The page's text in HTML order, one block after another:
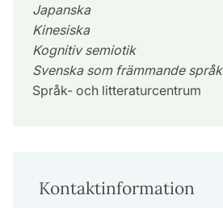
Japanska
Kinesiska
Kognitiv semiotik
Svenska som främmande språk
Språk- och litteraturcentrum
Kontaktinformation